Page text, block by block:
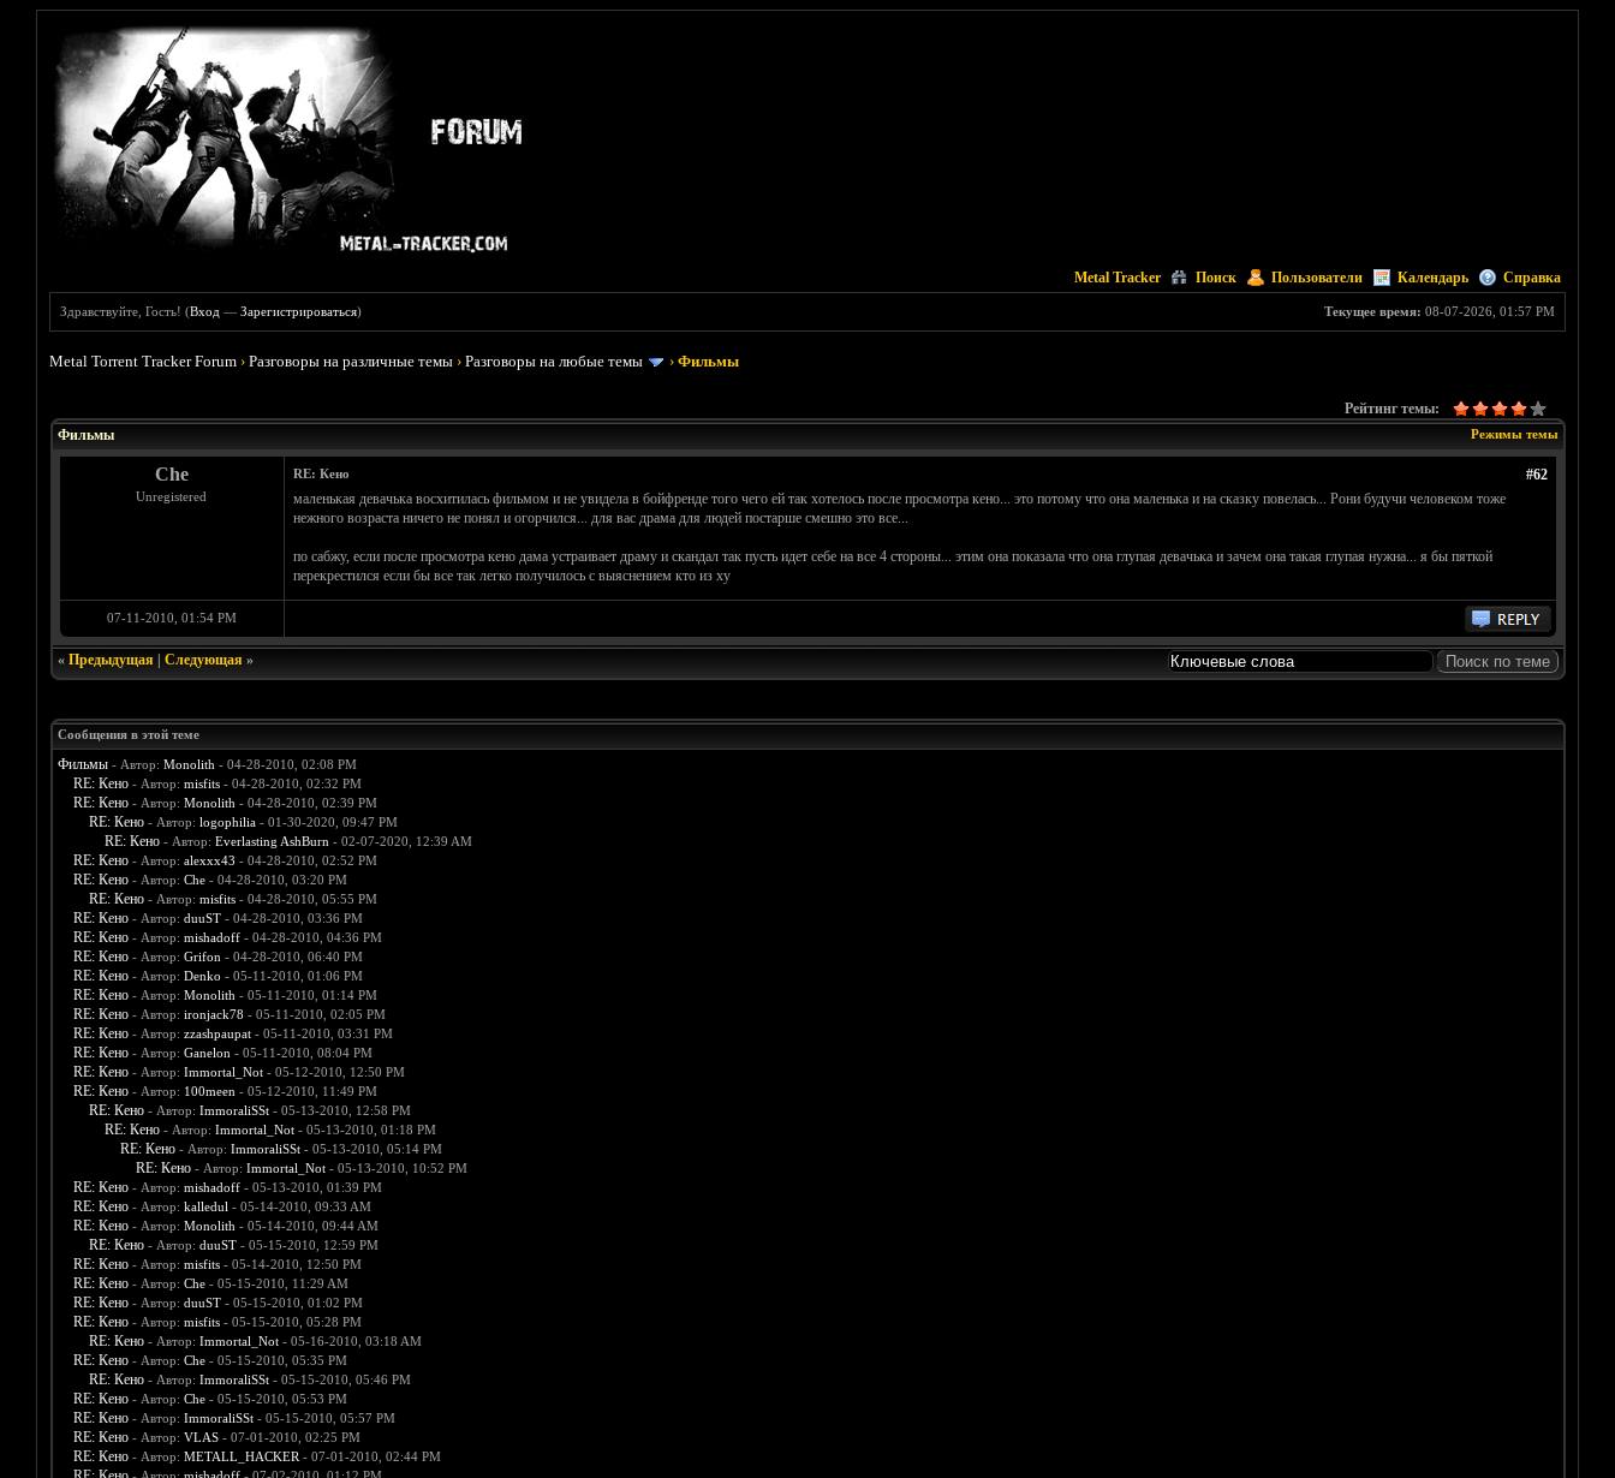
Metal Tracker Поиск Пользователи Календарь Справка
Текущее время: 08-07-2026, 01:57 PM
Здравствуйте, Гость! (Вход —Зарегистрироваться)
Metal Torrent Tracker Forum ›Разговоры на различные темы ›Разговоры на любые темы ›Фильмы
Рейтинг темы:
Режимы темы
Фильмы
Che
Unregistered
#62
RE: Кено
маленькая девачька восхитилась фильмом и не увидела в бойфренде того чего ей так хотелось после просмотра кено... это потому что она маленька и на сказку повелась... Рони будучи человеком тоже
нежного возраста ничего не понял и огорчился... для вас драма для людей постарше смешно это все...
по сабжу, если после просмотра кено дама устраивает драму и скандал так пусть идет себе на все 4 стороны... этим она показала что она глупая девачька и зачем она такая глупая нужна... я бы пяткой
перекрестился если бы все так легко получилось с выяснением кто из ху
07-11-2010, 01:54 PM
« Предыдущая| Следующая»
Сообщения в этой теме
Фильмы - Автор: Monolith - 04-28-2010, 02:08 PM
RE: Кено - Автор: misfits- 04-28-2010, 02:32 PM
RE: Кено - Автор: Monolith - 04-28-2010, 02:39 PM
RE: Кено - Автор: logophilia- 01-30-2020, 09:47 PM
RE: Кено - Автор: Everlasting AshBurn - 02-07-2020, 12:39 AM
RE: Кено - Автор: alexxx43 - 04-28-2010, 02:52 PM
RE: Кено - Автор: Che- 04-28-2010, 03:20 PM
RE: Кено - Автор: misfits- 04-28-2010, 05:55 PM
RE: Кено - Автор: duuST- 04-28-2010, 03:36 PM
RE: Кено - Автор: mishadoff- 04-28-2010, 04:36 PM
RE: Кено - Автор: Grifon - 04-28-2010, 06:40 PM
RE: Кено - Автор: Denko - 05-11-2010, 01:06 PM
RE: Кено - Автор: Monolith - 05-11-2010, 01:14 PM
RE: Кено - Автор: ironjack78 - 05-11-2010, 02:05 PM
RE: Кено - Автор: zzashpaupat- 05-11-2010, 03:31 PM
RE: Кено - Автор: Ganelon - 05-11-2010, 08:04 PM
RE: Кено - Автор: Immortal_Not- 05-12-2010, 12:50 PM
RE: Кено - Автор: 100meen - 05-12-2010, 11:49 PM
RE: Кено - Автор: ImmoraliSSt- 05-13-2010, 12:58 PM
RE: Кено - Автор: Immortal_Not- 05-13-2010, 01:18 PM
RE: Кено - Автор: ImmoraliSSt- 05-13-2010, 05:14 PM
RE: Кено - Автор: Immortal_Not- 05-13-2010, 10:52 PM
RE: Кено - Автор: mishadoff- 05-13-2010, 01:39 PM
RE: Кено - Автор: kalledul - 05-14-2010, 09:33 AM
RE: Кено - Автор: Monolith - 05-14-2010, 09:44 AM
RE: Кено - Автор: duuST- 05-15-2010, 12:59 PM
RE: Кено - Автор: misfits- 05-14-2010, 12:50 PM
RE: Кено - Автор: Che- 05-15-2010, 11:29 AM
RE: Кено - Автор: duuST- 05-15-2010, 01:02 PM
RE: Кено - Автор: misfits- 05-15-2010, 05:28 PM
RE: Кено - Автор: Immortal_Not- 05-16-2010, 03:18 AM
RE: Кено - Автор: Che- 05-15-2010, 05:35 PM
RE: Кено - Автор: ImmoraliSSt- 05-15-2010, 05:46 PM
RE: Кено - Автор: Che- 05-15-2010, 05:53 PM
RE: Кено - Автор: ImmoraliSSt- 05-15-2010, 05:57 PM
RE: Кено - Автор: VLAS- 07-01-2010, 02:25 PM
RE: Кено - Автор: METALL_HACKER - 07-01-2010, 02:44 PM